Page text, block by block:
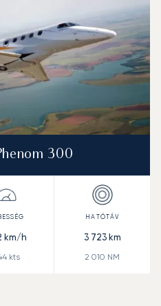
300
km/h
kts
3 723km
2 010 NM